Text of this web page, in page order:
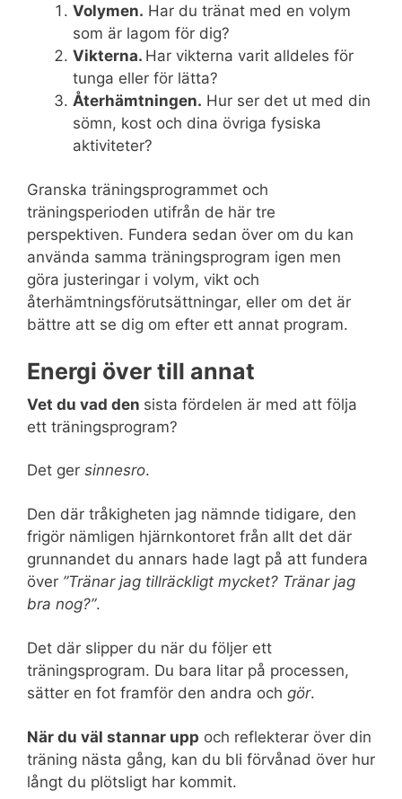
Volymen. Har du tränat med en volym
som är lagom för dig?
Vikterna. Har vikterna varit alldeles för
tunga eller för lätta?
Återhämtningen. Hur ser det ut med din
sömn, kost och dina övriga fysiska
aktiviteter?
Granska träningsprogrammet och
träningsperioden utifrån de här tre
perspektiven. Fundera sedan över om du kan
använda samma träningsprogram igen men
göra justeringar i volym, vikt och
återhämtningsförutsättningar, eller om det är
bättre att se dig om efter ett annat program.
Energi över till annat
Vet du vad den sista fördelen är med att följa
ett träningsprogram?
Det ger sinnesro.
Den där tråkigheten jag nämnde tidigare, den
frigör nämligen hjärnkontoret från allt det där
grunnandet du annars hade lagt på att fundera
över ”Tränar jag tillräckligt mycket? Tränar jag
bra nog?”.
Det där slipper du när du följer ett
träningsprogram. Du bara litar på processen,
sätter en fot framför den andra och gör.
När du väl stannar upp och reflekterar över din
träning nästa gång, kan du bli förvånad över hur
långt du plötsligt har kommit.